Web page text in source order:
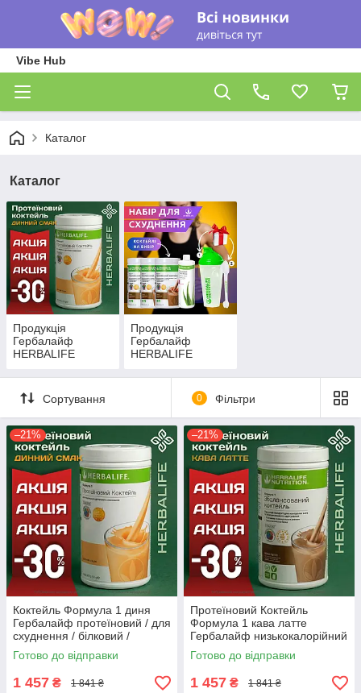
Vibe Hub
Каталог
Каталог
Продукція
Гербалайф
HERBALIFE
Продукція
Гербалайф
HERBALIFE
Сортування 0 Фільтри
–21%
Коктейль Формула 1 диня
Гербалайф протеїновий / для
схуднення / білковий /
замінник їжі для схуднення
Оригінал Herbalife Акція
Готово до відправки
1 457 ₴ 1 841 ₴
–21%
Протеїновий Коктейль
Формула 1 кава латте
Гербалайф низькокалорійний
для схуднення протеїновий
замінник їжі Оригінал
Готово до відправки
1 457 ₴ 1 841 ₴